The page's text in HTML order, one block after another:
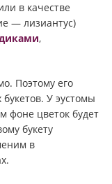
в качестве
— лизиантус)
,
Поэтому его
У эустомы
фоне цветок будет
букету
в